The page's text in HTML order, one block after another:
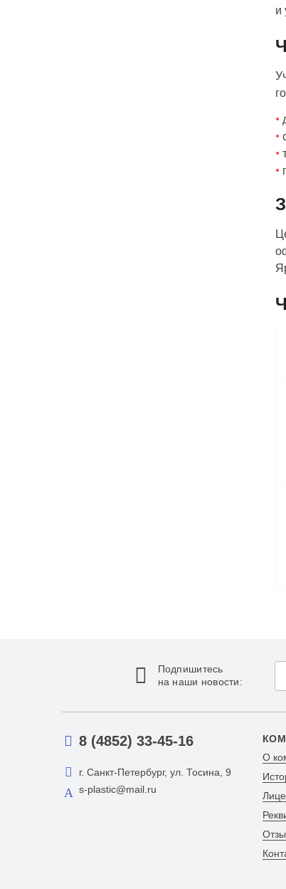
и
Подпишитесь
на наши новости:
8 (4852) 33-45-16
г. Санкт-Петербург, ул. Тосина, 9
s-plastic@mail.ru
О